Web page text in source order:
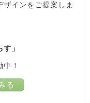
ザインをご提案しま
」
！
る